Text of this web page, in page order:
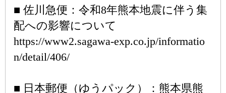
■ 佐川急便：令和8年熊本地震に伴う集
配への影響について
https://www2.sagawa-exp.co.jp/informatio
n/detail/406/
■ 日本郵便（ゆうパック）：熊本県熊